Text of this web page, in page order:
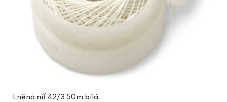
Lněná niť 42/3 50m bílá